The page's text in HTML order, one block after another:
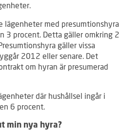
lägenheter med presumtionshyra
3 procent. Detta gäller omkring 2
gäller vissa
2012 eller senare. Det
om hyran är presumerad
där hushållsel ingår i
6 procent.
min nya hyra?